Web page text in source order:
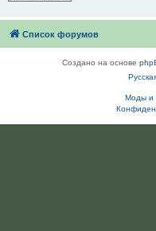
Список форумов
Создано на основе
Моды и